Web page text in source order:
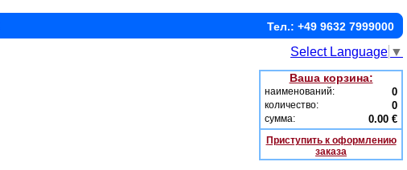
Тел.: +49 9632 7999000
Select Language ▼
Ваша корзина:
наименований: 0
количество: 0
сумма: 0.00 €
Приступить к оформлению
заказа